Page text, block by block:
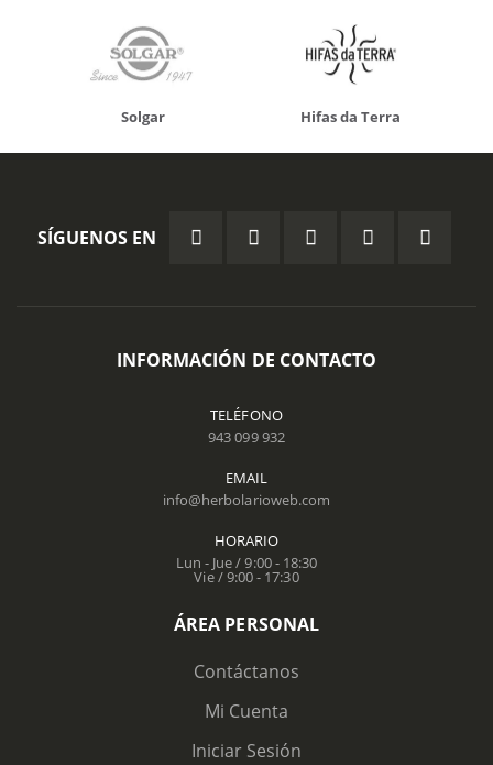
Solgar Hifas da Terra
SÍGUENOS EN
INFORMACIÓN DE CONTACTO
TELÉFONO
943 099 932
EMAIL
info@herbolarioweb.com
HORARIO
Lun - Jue / 9:00 - 18:30
Vie / 9:00 - 17:30
ÁREA PERSONAL
Contáctanos
Mi Cuenta
Iniciar Sesión